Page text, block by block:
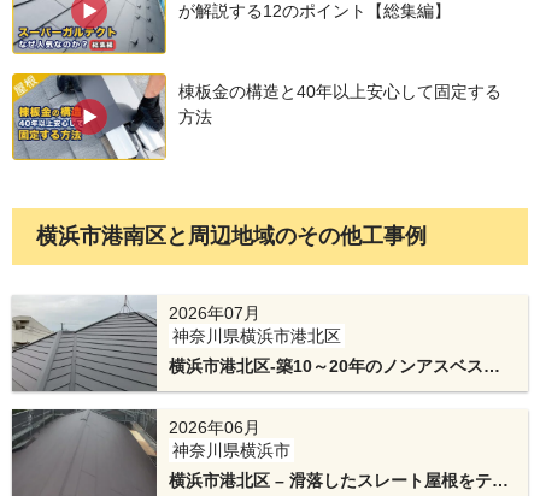
この製品は片面に粘着層があるためノンアスベス
ルーフィングシートの上から新規屋根材のスーパ
ーガルテクトを取り付けていきます。
断熱材一体型の金属屋根で止水機能の優れた屋根
が解説する12のポイント【総集編】
棟板金の構造と40年以上安心して固定する
方法
横浜市港南区と周辺地域のその他工事例
2026年07月
神奈川県横浜市港北区
横浜市港北区-築10～20年のノンアスベスト
屋根をカバー工法でスーパーガルテクトにリ
フォーム！
2026年06月
神奈川県横浜市
横浜市港北区 – 滑落したスレート屋根をテイ